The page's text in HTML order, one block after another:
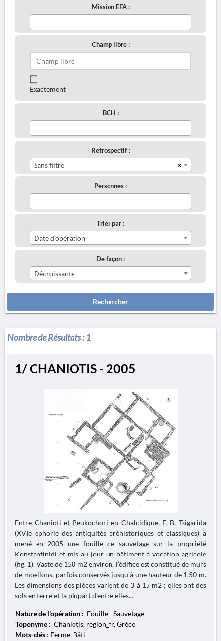
Mission EFA :
Champ libre :
Exactement
BCH :
Retrospectif :
×
Sans filtre
Personnes :
Trier par :
Date d'opération
De façon :
Décroissante
Rechercher
Nombre de Résultats :1
1/ CHANIOTIS - 2005
Entre Chanioti et Peukochori en Chalcidique, E.-B. Tsigarida
(XVIe éphorie des antiquités préhistoriques et classiques) a
mené en 2005 une fouille de sauvetage sur la propriété
Konstantinidi et mis au jour un bâtiment à vocation agricole
(fig. 1). Vaste de 150 m2 environ, l’édifice est constitué de murs
de moellons, parfois conservés jusqu’à une hauteur de 1,50 m.
Les dimensions des pièces varient de 3 à 15 m2 ; elles ont des
sols en terre et la plupart d’entre elles...
Nature de l'opération : Fouille - Sauvetage
Toponyme : Chaniotis, region_fr, Grèce
Mots-clés : Ferme, Bâti